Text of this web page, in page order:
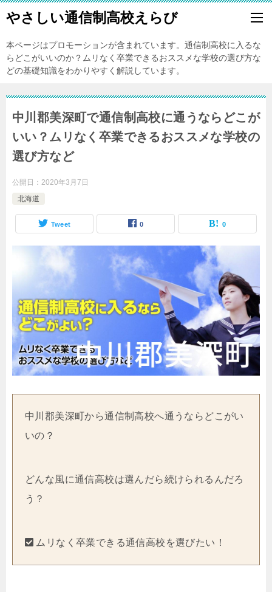
やさしい通信制高校えらび
本ページはプロモーションが含まれています。通信制高校に入るな
らどこがいいのか？ムリなく卒業できるおススメな学校の選び方な
どの基礎知識をわかりやすく解説しています。
中川郡美深町で通信制高校に通うならどこが
いい？ムリなく卒業できるおススメな学校の
選び方など
公開日： 2020年3月7日
北海道
Tweet 0 0
中川郡美深町から通信制高校へ通うならどこがい
いの？
どんな風に通信高校は選んだら続けられるんだろ
う？
ムリなく卒業できる通信高校を選びたい！